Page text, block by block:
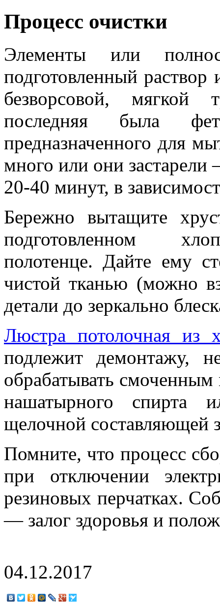
Процесс очистки
Элементы или
подготовленный
безворсовой, мягкой
последняя была
предназначенного для
много или они застарели
20-40 минут, в
Бережно вытащите
подготовленном
полотенце. Дайте ему
чистой тканью (можно
детали до зеркально
Люстра потолочная из
подлежит демонтажу,
обрабатывать
нашатырного спирта
щелочной составляющей
Помните, что процесс
при отключении
резиновых перчатках.
— залог здоровья и
04.12.2017